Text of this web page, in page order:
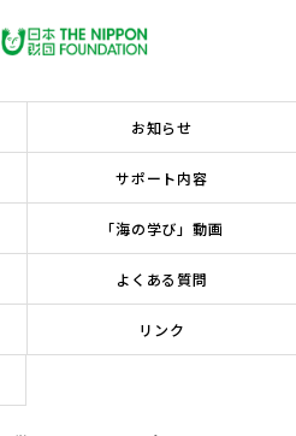
お知らせ
サポート内容
「海の学び」動画
よくある質問
リンク